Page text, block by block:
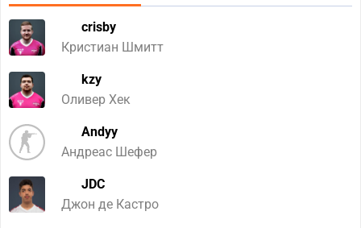
crisby
Кристиан Шмитт
kzy
Оливер Хек
Andyy
Андреас Шефер
JDC
Джон де Кастро